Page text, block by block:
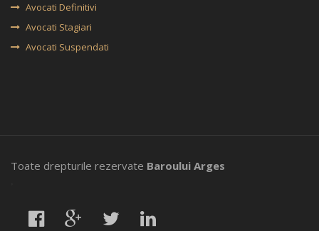
Avocati Definitivi
Avocati Stagiari
Avocati Suspendati
Toate drepturile rezervate Baroului Arges